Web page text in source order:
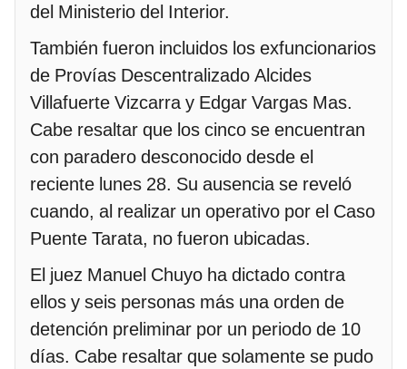
del Ministerio del Interior.
También fueron incluidos los exfuncionarios
de Provías Descentralizado Alcides
Villafuerte Vizcarra y Edgar Vargas Mas.
Cabe resaltar que los cinco se encuentran
con paradero desconocido desde el
reciente lunes 28. Su ausencia se reveló
cuando, al realizar un operativo por el Caso
Puente Tarata, no fueron ubicadas.
El juez Manuel Chuyo ha dictado contra
ellos y seis personas más una orden de
detención preliminar por un periodo de 10
días. Cabe resaltar que solamente se pudo